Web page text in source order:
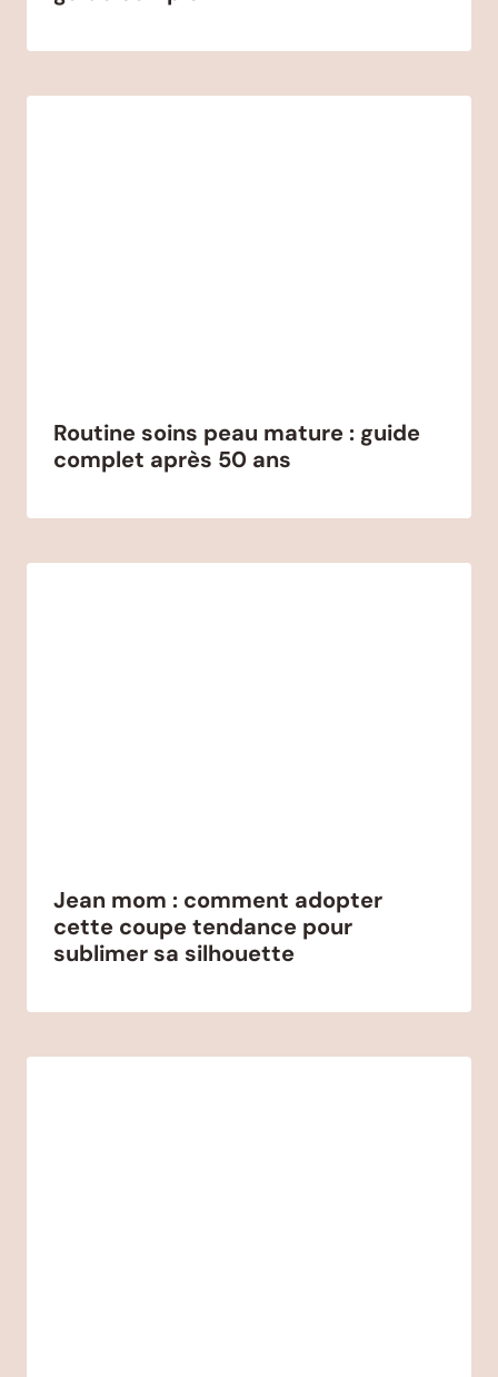
Routine soins peau mature : guide
complet après 50 ans
Jean mom : comment adopter
cette coupe tendance pour
sublimer sa silhouette